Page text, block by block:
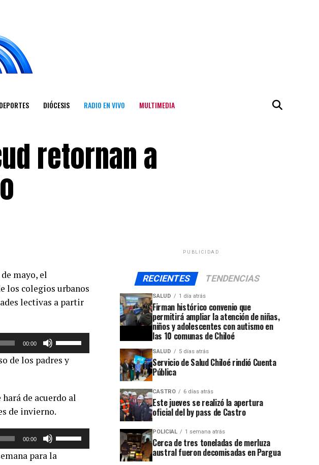
DEPORTES DIÓCESIS RADIO EN VIVO MULTIMEDIA
retornan a
mayo, el
los colegios urbanos
lectivas a partir
00:00
teclas
arriba/abajo
o
disminuir
el
de los padres y
de acuerdo al
de invierno.
00:00
teclas
para la
PUBLICIDAD
RECIENTES TENDENCIAS
SALUD 1 día atrás
Firman histórico convenio que
permitirá ampliar la atención de niñas,
niños y adolescentes con autismo en
las 10 comunas de Chiloé
SALUD 5 días atrás
Servicio de Salud Chiloé rindió Cuenta
Pública
CASTRO 6 días atrás
Este jueves se realizó la apertura
oficial del by pass de Castro
POLICIAL 1 semana atrás
Cerca de tres toneladas de merluza
austral fueron decomisadas en Pargua